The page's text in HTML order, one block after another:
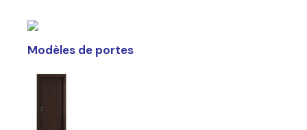
Modèles de portes